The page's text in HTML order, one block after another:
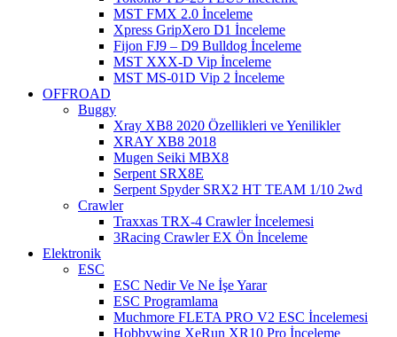
MST FMX 2.0 İnceleme
Xpress GripXero D1 İnceleme
Fijon FJ9 – D9 Bulldog İnceleme
MST XXX-D Vip İnceleme
MST MS-01D Vip 2 İnceleme
OFFROAD
Buggy
Xray XB8 2020 Özellikleri ve Yenilikler
XRAY XB8 2018
Mugen Seiki MBX8
Serpent SRX8E
Serpent Spyder SRX2 HT TEAM 1/10 2wd
Crawler
Traxxas TRX-4 Crawler İncelemesi
3Racing Crawler EX Ön İnceleme
Elektronik
ESC
ESC Nedir Ve Ne İşe Yarar
ESC Programlama
Muchmore FLETA PRO V2 ESC İncelemesi
Hobbywing XeRun XR10 Pro İnceleme